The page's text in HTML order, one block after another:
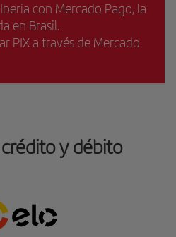
con Mercado Pago, la
en Brasil.
PIX a través de Mercado
y débito